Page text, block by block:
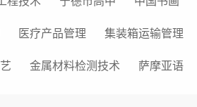
医疗产品管理 集装箱运输管理
金属材料检测技术 萨摩亚语